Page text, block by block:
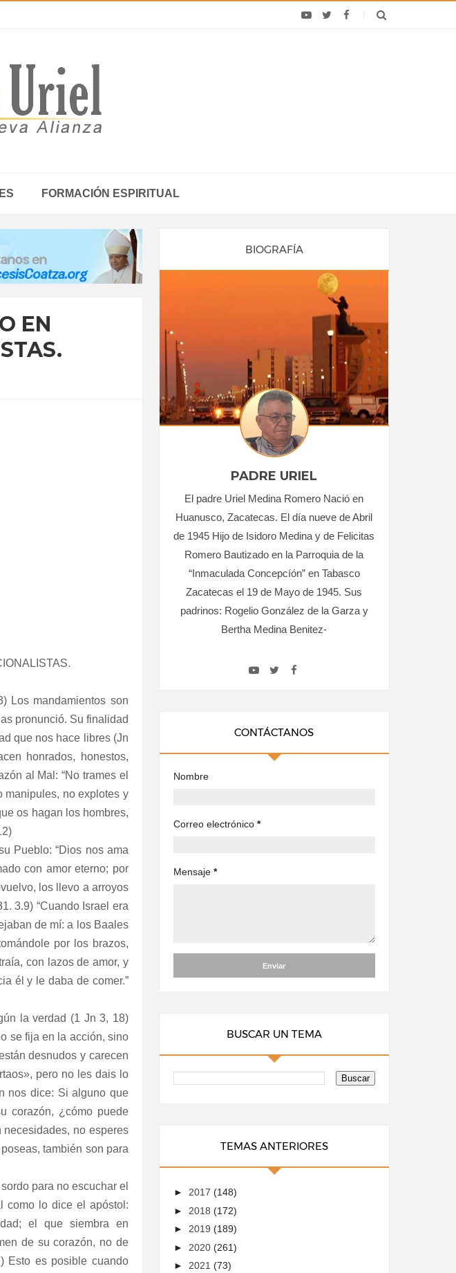
FORMACIÓN ESPIRITUAL
EN
Los mandamientos son
pronunció. Su finalidad
que nos hace libres (Jn
honrados, honestos,
al Mal: “No trames el
manipules, no explotes y
os hagan los hombres,
Pueblo: “Dios nos ama
con amor eterno; por
los llevo a arroyos
3.9) “Cuando Israel era
de mí: a los Baales
por los brazos,
con lazos de amor, y
él y le daba de comer.”
la verdad (1 Jn 3, 18)
se fija en la acción, sino
desnudos y carecen
pero no les dais lo
nos dice: Si alguno que
corazón, ¿cómo puede
no esperes
también son para
para no escuchar el
como lo dice el apóstol:
el que siembra en
de su corazón, no de
Esto es posible cuando
BIOGRAFÍA
PADRE URIEL
El padre Uriel Medina Romero Nació en
Huanusco, Zacatecas. El día nueve de Abril
de 1945 Hijo de Isidoro Medina y de Felicitas
Romero Bautizado en la Parroquia de la
“Inmaculada Concepcíón” en Tabasco
Zacatecas el 19 de Mayo de 1945. Sus
padrinos: Rogelio González de la Garza y
Bertha Medina Benitez-
CONTÁCTANOS
Nombre
Correo electrónico *
Mensaje *
BUSCAR UN TEMA
TEMAS ANTERIORES
► 2017 (148)
► 2018 (172)
► 2019 (189)
► 2020 (261)
► 2021 (73)